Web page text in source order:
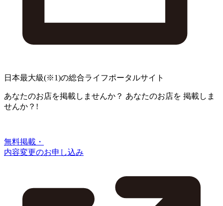
日本最大級(※1)の総合ライフポータルサイト
あなたのお店を掲載しませんか？ あなたのお店を 掲載しま
せんか？!
無料掲載・
内容変更のお申し込み